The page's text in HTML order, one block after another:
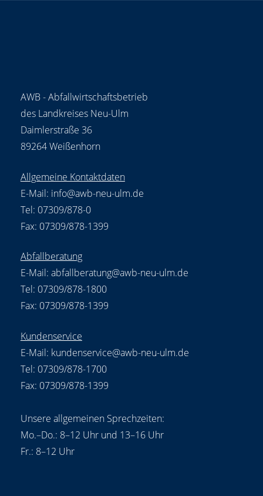
AWB - Abfallwirtschaftsbetrieb
des Landkreises Neu-Ulm
Daimlerstraße 36
89264 Weißenhorn
Allgemeine Kontaktdaten
E-Mail: info@awb-neu-ulm.de
Tel: 07309/878-0
Fax: 07309/878-1399
Abfallberatung
E-Mail: abfallberatung@awb-neu-ulm.de
Tel: 07309/878-1800
Fax: 07309/878-1399
Kundenservice
E-Mail: kundenservice@awb-neu-ulm.de
Tel: 07309/878-1700
Fax: 07309/878-1399
Unsere allgemeinen Sprechzeiten:
Mo.–Do.: 8–12 Uhr und 13–16 Uhr
Fr.: 8–12 Uhr